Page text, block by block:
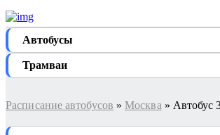
Автобуcы
Трамваи
Расписание автобусов » Москва » Автобус